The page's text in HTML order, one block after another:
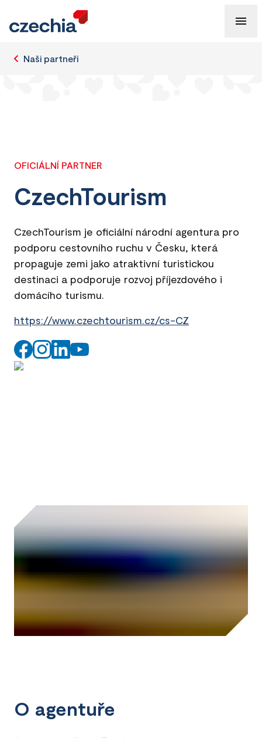
Naši partneři
OFICIÁLNÍ PARTNER
CzechTourism
CzechTourism je oficiální národní agentura pro
podporu cestovního ruchu v Česku, která
propaguje zemi jako atraktivní turistickou
destinaci a podporuje rozvoj příjezdového i
domácího turismu.
https://www.czechtourism.cz/cs-CZ
O agentuře